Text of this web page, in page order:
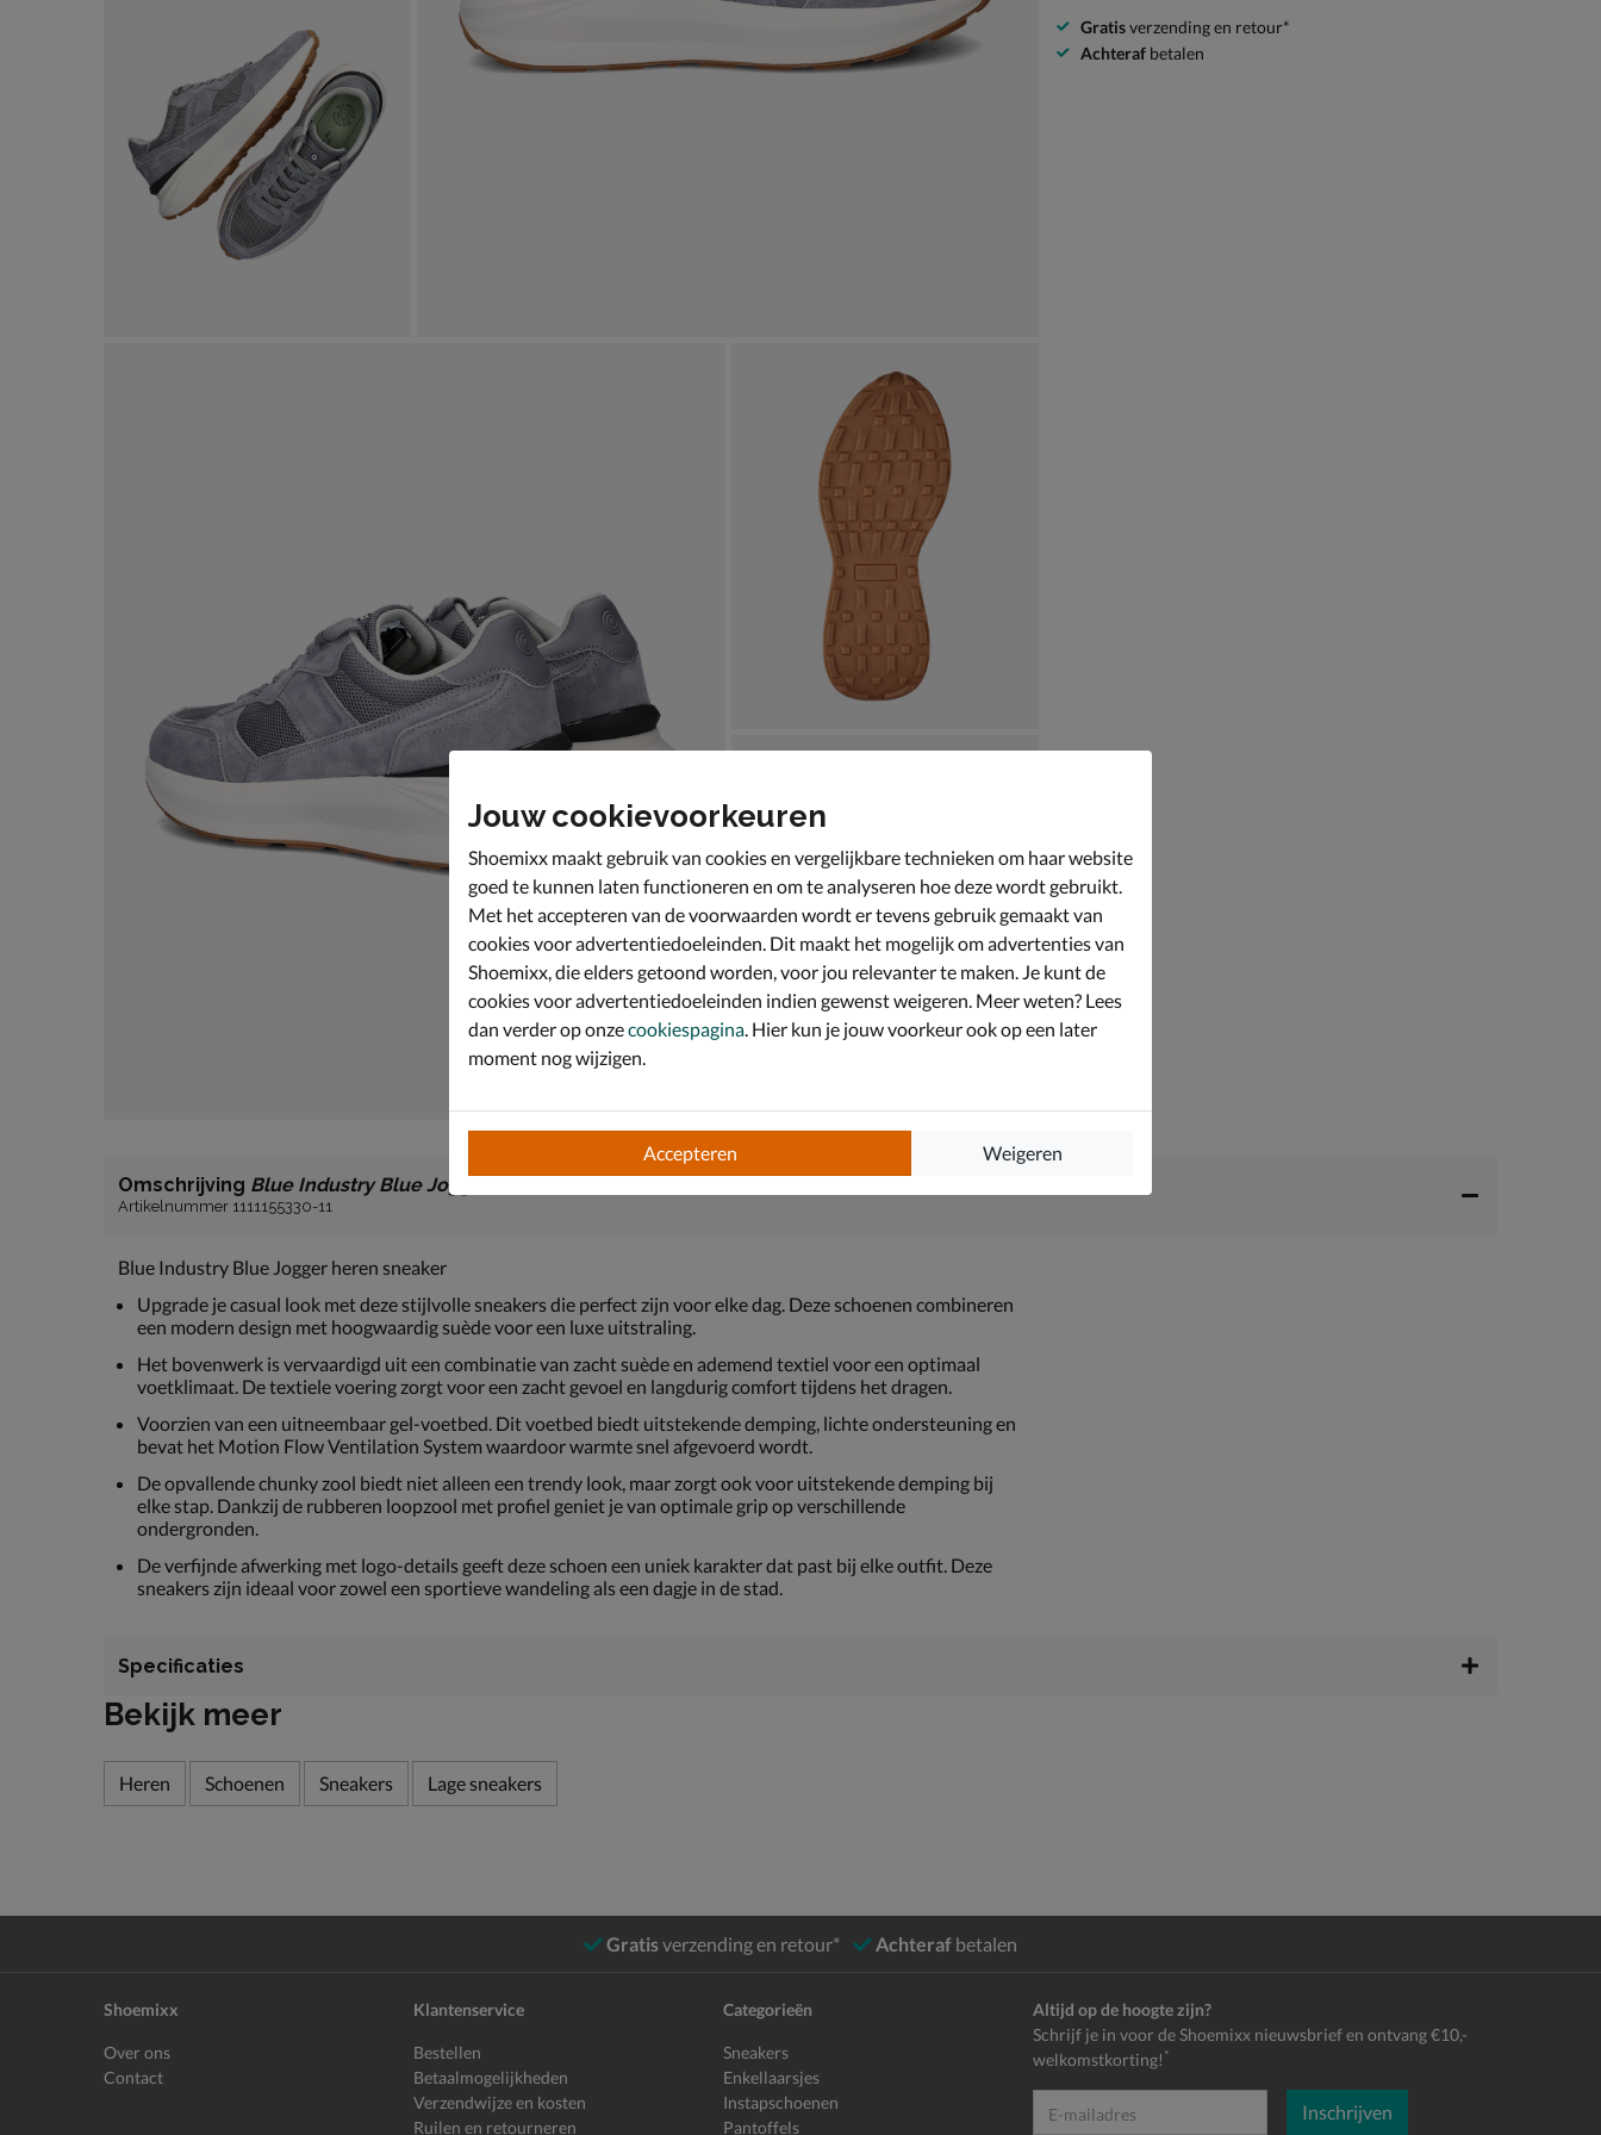
Gratisverzending en retour*
Achteraf betalen
Omschrijving Blue Industry Blue Jogger
Artikelnummer 1111155330-11
Blue Industry Blue Jogger heren sneaker
Upgrade je casual look met deze stijlvolle sneakers die perfect zijn voor elke dag. Deze schoenen combineren
een modern design met hoogwaardig suède voor een luxe uitstraling.
Het bovenwerk is vervaardigd uit een combinatie van zacht suède en ademend textiel voor een optimaal
voetklimaat. De textiele voering zorgt voor een zacht gevoel en langdurig comfort tijdens het dragen.
Voorzien van een uitneembaar gel-voetbed. Dit voetbed biedt uitstekende demping, lichte ondersteuning en
bevat het Motion Flow Ventilation System waardoor warmte snel afgevoerd wordt.
De opvallende chunky zool biedt niet alleen een trendy look, maar zorgt ook voor uitstekende demping bij
elke stap. Dankzij de rubberen loopzool met profiel geniet je van optimale grip op verschillende
ondergronden.
De verfijnde afwerking met logo-details geeft deze schoen een uniek karakter dat past bij elke outfit. Deze
sneakers zijn ideaal voor zowel een sportieve wandeling als een dagje in de stad.
Specificaties
Bekijk meer
Heren Schoenen Sneakers Lage sneakers
Gratisverzending en retour* Achteraf betalen
Shoemixx
Over ons
Contact
Klantenservice
Bestellen
Betaalmogelijkheden
Verzendwijze en kosten
Ruilen en retourneren
Categorieën
Sneakers
Enkellaarsjes
Instapschoenen
Pantoffels
Altijd op de hoogte zijn?
Schrijf je in voor de Shoemixx nieuwsbrief en ontvang €10,-
welkomstkorting! *
E-mailadres Inschrijven
Jouw cookievoorkeuren
Shoemixx maakt gebruik van cookies en vergelijkbare technieken om haar website
goed te kunnen laten functioneren en om te analyseren hoe deze wordt gebruikt.
Met het accepteren van de voorwaarden wordt er tevens gebruik gemaakt van
cookies voor advertentiedoeleinden. Dit maakt het mogelijk om advertenties van
Shoemixx, die elders getoond worden, voor jou relevanter te maken. Je kunt de
cookies voor advertentiedoeleinden indien gewenst weigeren. Meer weten? Lees
dan verder op onzecookiespagina. Hier kun je jouw voorkeur ook op een later
moment nog wijzigen.
Accepteren Weigeren